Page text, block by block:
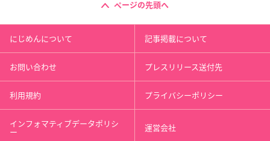
ページの先頭へ
にじめんについて 記事掲載について
お問い合わせ プレスリリース送付先
利用規約 プライバシーポリシー
インフォマティブデータポリシ
ー 運営会社